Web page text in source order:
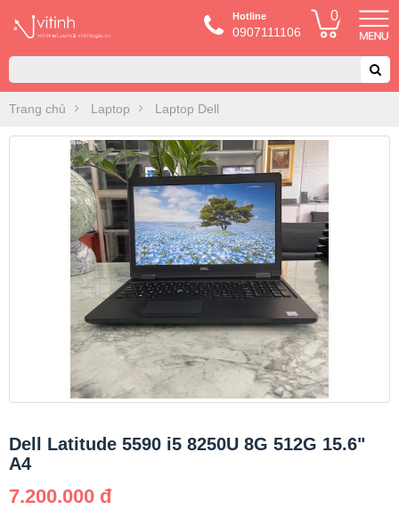
Hotline
0907111106
0
Trang chủ Laptop Laptop Dell
Dell Latitude 5590 i5 8250U 8G 512G 15.6"
A4
7.200.000 đ